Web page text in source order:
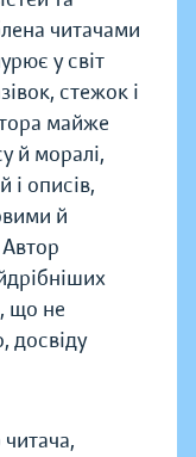
читачами
у світ
стежок і
майже
й моралі,
і описів,
й
що не
досвіду